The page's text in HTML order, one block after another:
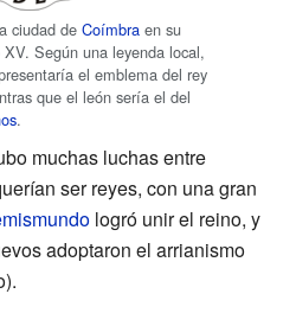
ciudad de Coímbra en su
Según una leyenda local,
el emblema del rey
que el león sería el del
.
muchas luchas entre
ser reyes, con una gran
logró unir el reino, y
adoptaron el arrianismo